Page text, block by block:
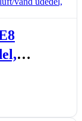
gen, 12